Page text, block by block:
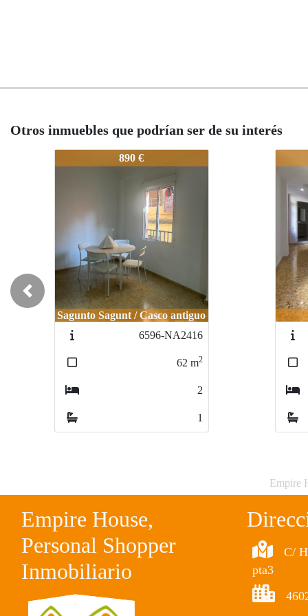
Otros inmuebles que podrían ser de su interés
890 €
Sagunto Sagunt / Casco antiguo
6596-NA2416
62m 2
Previous
Empire
Empire House,
Personal Shopper
Inmobiliario
C/
pta3